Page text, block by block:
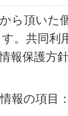
ら頂いた
。共同利
報保護方
報の項目